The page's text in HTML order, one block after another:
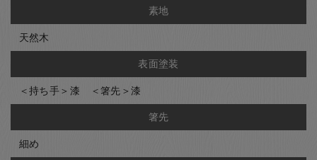
素地
天然木
表面塗装
＜持ち手＞漆 ＜箸先＞漆
箸先
細め